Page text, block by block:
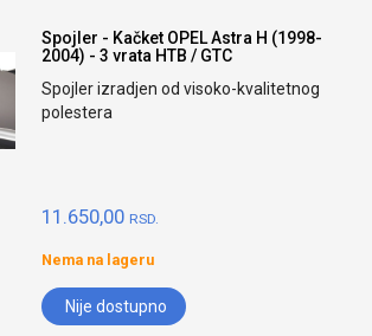
Spojler - Kačket OPEL Astra H (1998-
2004) - 3 vrata HTB / GTC
Spojler izradjen od visoko-kvalitetnog
polestera
11.650,00 RSD.
Nema na lageru
Nije dostupno